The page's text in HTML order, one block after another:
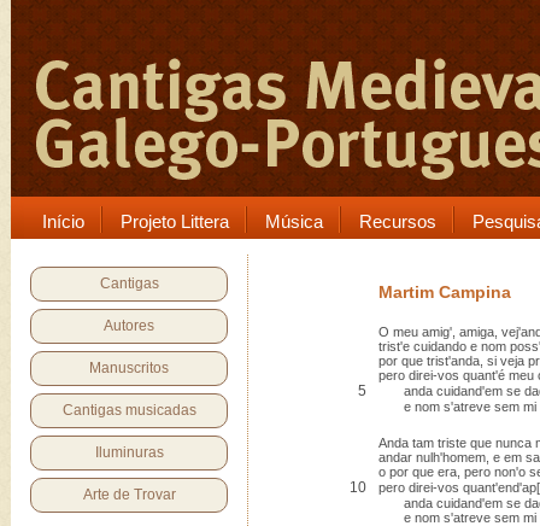
Início Projeto Littera Música Recursos
Cantigas
Autores
Manuscritos
Cantigas musicadas
Iluminuras
Arte de Trovar
Martim Campina
O meu amig', amiga,
trist'e cuidando e nom
por que trist'anda, si veja
pero direi-vos quant'é meu
5
anda cuidand'em se
e nom s'atreve sem mi
Anda tam triste que nunca
andar nulh'homem, e em
o por que era, pero non'o
10
pero direi-vos
anda cuidand'em se
e nom s'atreve sem mi